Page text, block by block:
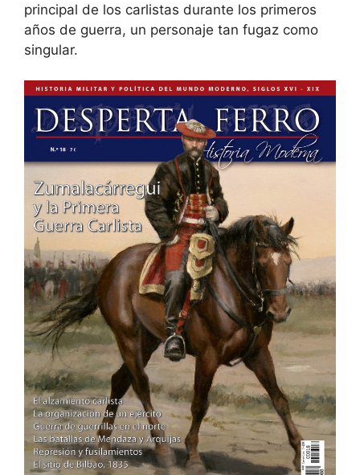
principal de los carlistas durante los primeros
años de guerra, un personaje tan fugaz como
singular.